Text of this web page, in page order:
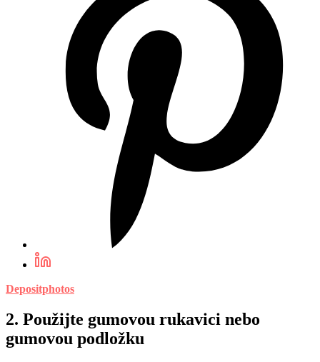
Depositphotos
2. Použijte gumovou rukavici nebo
gumovou podložku